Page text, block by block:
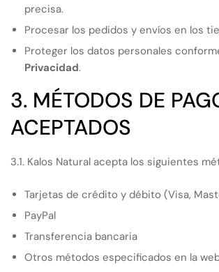
precisa.
Procesar los pedidos y envíos en los
Proteger los datos personales
Privacidad.
3. MÉTODOS DE
ACEPTADOS
3.1. Kalos Natural acepta los siguientes
Tarjetas de crédito y débito (Visa,
PayPal
Transferencia bancaria
Otros métodos especificados en la